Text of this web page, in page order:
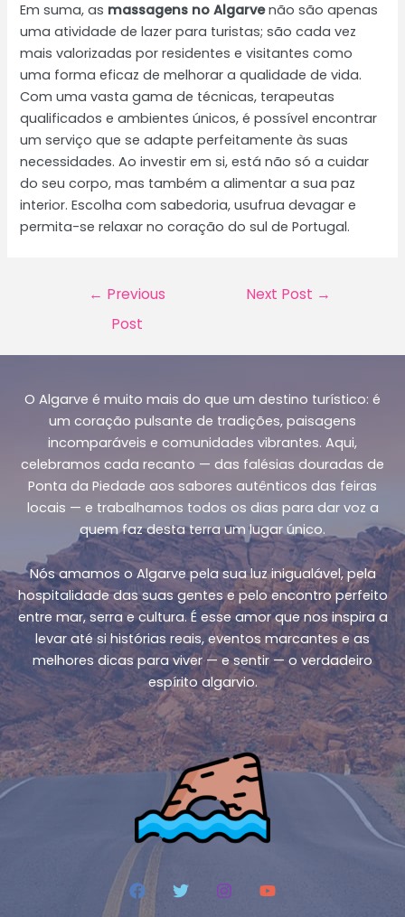
Em suma, as massagens no Algarvenão são apenas
uma atividade de lazer para turistas; são cada vez
mais valorizadas por residentes e visitantes como
uma forma eficaz de melhorar a qualidade de vida.
Com uma vasta gama de técnicas, terapeutas
qualificados e ambientes únicos, é possível encontrar
um serviço que se adapte perfeitamente às suas
necessidades. Ao investir em si, está não só a cuidar
do seu corpo, mas também a alimentar a sua paz
interior. Escolha com sabedoria, usufrua devagar e
permita-se relaxar no coração do sul de Portugal.
← Previous
Post
Next Post →
O Algarve é muito mais do que um destino turístico: é
um coração pulsante de tradições, paisagens
incomparáveis e comunidades vibrantes. Aqui,
celebramos cada recanto — das falésias douradas de
Ponta da Piedade aos sabores autênticos das feiras
locais — e trabalhamos todos os dias para dar voz a
quem faz desta terra um lugar único.
Nós amamos o Algarve pela sua luz inigualável, pela
hospitalidade das suas gentes e pelo encontro perfeito
entre mar, serra e cultura. É esse amor que nos inspira a
levar até si histórias reais, eventos marcantes e as
melhores dicas para viver — e sentir — o verdadeiro
espírito algarvio.